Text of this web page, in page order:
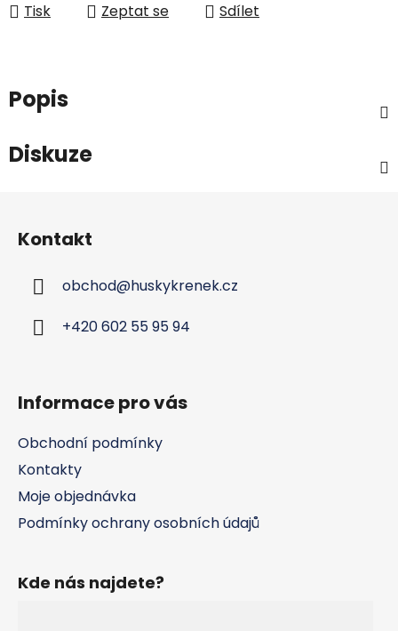
Tisk Zeptat se Sdílet
Popis
Diskuze
Kontakt
obchod@huskykrenek.cz
+420 602 55 95 94
Informace pro vás
Obchodní podmínky
Kontakty
Moje objednávka
Podmínky ochrany osobních údajů
Kde nás najdete?